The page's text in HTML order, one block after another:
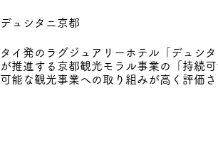
デュシタニ京都
タイ発のラグジュアリーホテル「デュシ
が推進する京都観光モラル事業の「持続
可能な観光事業への取り組みが高く評価さ